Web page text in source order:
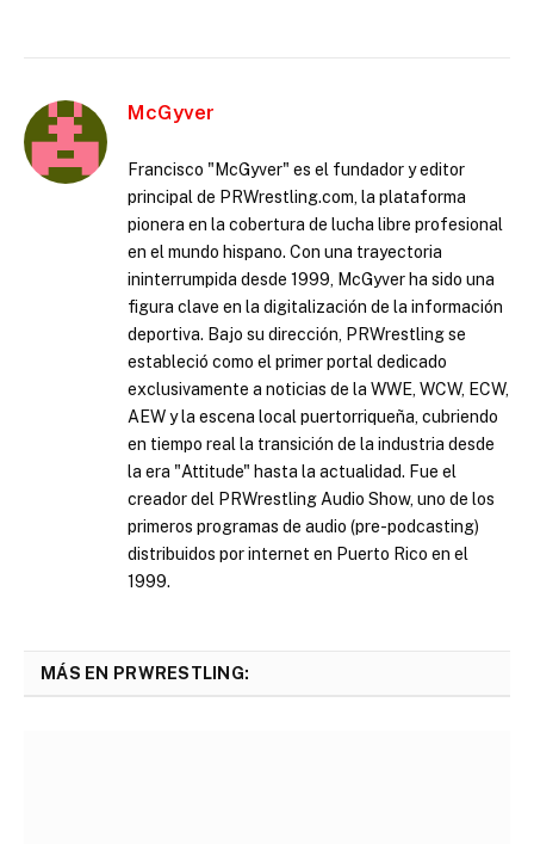
McGyver
Francisco "McGyver" es el fundador y editor
principal de PRWrestling.com, la plataforma
pionera en la cobertura de lucha libre profesional
en el mundo hispano. Con una trayectoria
ininterrumpida desde 1999, McGyver ha sido una
figura clave en la digitalización de la información
deportiva. Bajo su dirección, PRWrestling se
estableció como el primer portal dedicado
exclusivamente a noticias de la WWE, WCW, ECW,
AEW y la escena local puertorriqueña, cubriendo
en tiempo real la transición de la industria desde
la era "Attitude" hasta la actualidad. Fue el
creador del PRWrestling Audio Show, uno de los
primeros programas de audio (pre-podcasting)
distribuidos por internet en Puerto Rico en el
1999.
MÁS EN PRWRESTLING: